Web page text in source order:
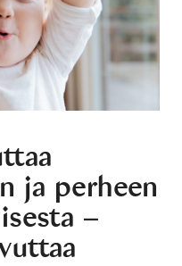
ja perheen
–